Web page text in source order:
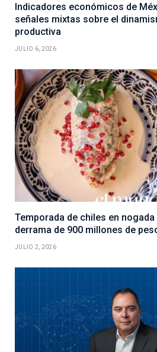
Indicadores económicos de
señales mixtas sobre el
productiva
JULIO 6, 2026
Temporada de chiles en
derrama de 900 millones de
JULIO 2, 2026